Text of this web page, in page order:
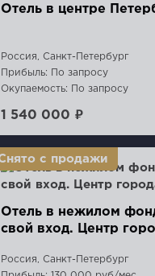
Отель в центре
Россия, Санкт-Петербург
Прибыль: По запросу
Окупаемость: По запросу
1 540 000 ₽
Отель в нежилом
свой вход. Центр
Россия, Санкт-Петербург